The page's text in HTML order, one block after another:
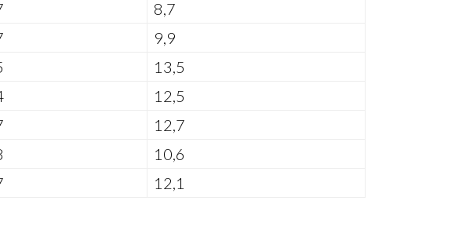
8,7
9,9
13,5
12,5
12,7
10,6
12,1